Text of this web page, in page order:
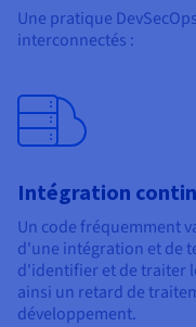
Une pratique
interconnectés :
Intégration
Un code fréquemment
d'une intégration et de
d'identifier et de traiter
ainsi un retard de
développement.